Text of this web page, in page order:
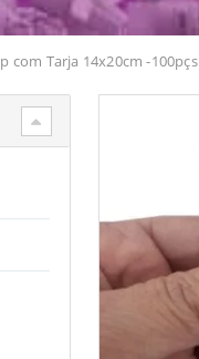
com Tarja 14x20cm -100pçs